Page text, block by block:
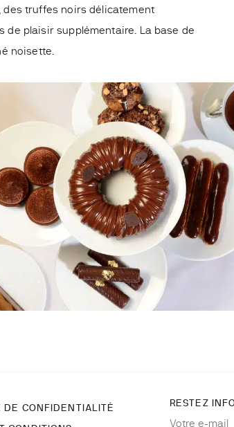
des truffes noirs délicatement
plaisir supplémentaire. La base de
noisette.
DE CONFIDENTIALITÉ
RESTEZ